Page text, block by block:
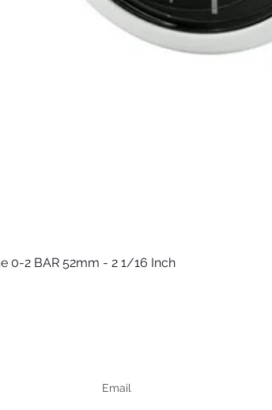
Быстрый просмотр
0-2 BAR 52mm - 2 1/16 Inch